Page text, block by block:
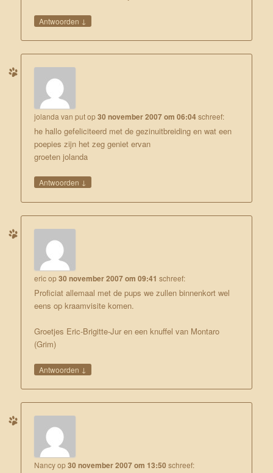
Antwoorden ↓
jolanda van putop30 november 2007 om 06:04schreef:
he hallo gefeliciteerd met de gezinuitbreiding en wat een
poepies zijn het zeg geniet ervan
groeten jolanda
Antwoorden ↓
ericop30 november 2007 om 09:41 schreef:
Proficiat allemaal met de pups we zullen binnenkort wel
eens op kraamvisite komen.
Groetjes Eric-Brigitte-Jur en een knuffel van Montaro
(Grim)
Antwoorden ↓
Nancyop30 november 2007 om 13:50 schreef: